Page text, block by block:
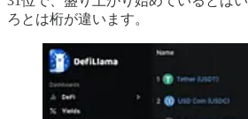
ろとは桁が違います。